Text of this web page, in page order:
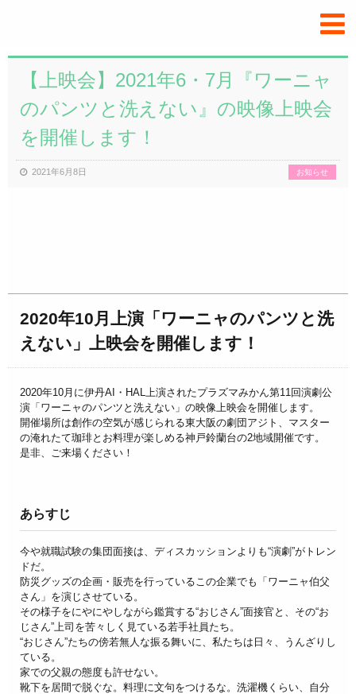
マ
ん.com
【上映会】2021年6・7月『ワーニャ
のパンツと洗えない』の映像上映会
を開催します！
2021年6月8日 お知らせ
2020年10月上演「ワーニャのパンツと洗
えない」上映会を開催します！
2020年10月に伊丹AI・HAL上演されたプラズマみかん第11回演劇公
演「ワーニャのパンツと洗えない」の映像上映会を開催します。
開催場所は創作の空気が感じられる東大阪の劇団アジト、マスター
の淹れたて珈琲とお料理が楽しめる神戸鈴蘭台の2地域開催です。
是非、ご来場ください！
あらすじ
今や就職試験の集団面接は、ディスカッションよりも“演劇”がトレン
ドだ。
防災グッズの企画・販売を行っているこの企業でも 「ワーニャ伯父
さん」 を演じさせている。
その様子をにやにやしながら鑑賞する“おじさん”面接官と、その“お
じさん” 上司を苦々しく見ている若手社員たち。
“おじさん”たちの傍若無人な振る舞いに、私たちは日々、うんざりし
ている。
家での父親の態度も許せない。
靴下を居間で脱ぐな。料理に文句をつけるな。洗濯機くらい、自分